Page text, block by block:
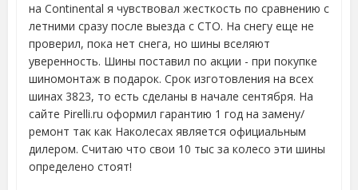
на Continental я чувствовал жесткость по сравнению с
летними сразу после выезда с СТО. На снегу еще не
проверил, пока нет снега, но шины вселяют
уверенность. Шины поставил по акции - при покупке
шиномонтаж в подарок. Срок изготовления на всех
шинах 3823, то есть сделаны в начале сентября. На
сайте Pirelli.ru оформил гарантию 1 год на замену/
ремонт так как Наколесах является официальным
дилером. Считаю что свои 10 тыс за колесо эти шины
определено стоят!